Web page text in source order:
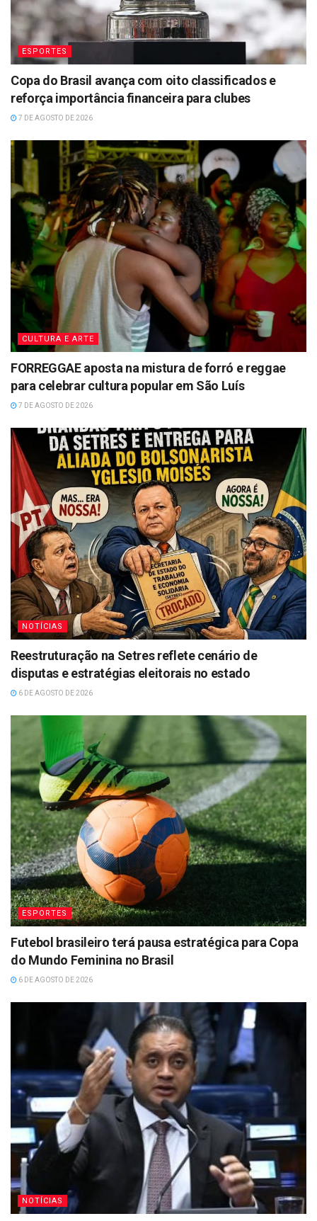
ESPORTES
Copa do Brasil avança com oito classificados e
reforça importância financeira para clubes
7 DE AGOSTO DE 2026
CULTURA E ARTE
FORREGGAE aposta na mistura de forró e reggae
para celebrar cultura popular em São Luís
7 DE AGOSTO DE 2026
NOTÍCIAS
Reestruturação na Setres reflete cenário de
disputas e estratégias eleitorais no estado
6 DE AGOSTO DE 2026
ESPORTES
Futebol brasileiro terá pausa estratégica para Copa
do Mundo Feminina no Brasil
6 DE AGOSTO DE 2026
NOTÍCIAS